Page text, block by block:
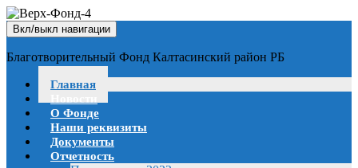
Вкл/выкл навигации
Благотворительный Фонд Калтасинский район РБ
Главная
О Фонде
Наши реквизиты
Документы
Отчетность